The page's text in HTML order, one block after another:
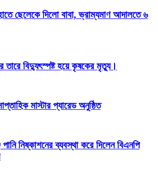
ছেলেকে দিলো বাবা, ভ্রাম্যমাণ আদালতে ৬
তারে বিদ্যুৎস্পষ্ট হয়ে কৃষকের মৃত্যু।
মাস্টার প্যারেড অনুষ্ঠিত
নিষ্কাশনের ব্যবস্থা করে দিলেন বিএনপি